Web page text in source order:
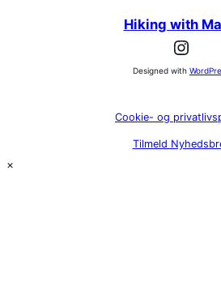
Hiking with
Instagram
Designed with
Cookie- og
Tilmeld
×